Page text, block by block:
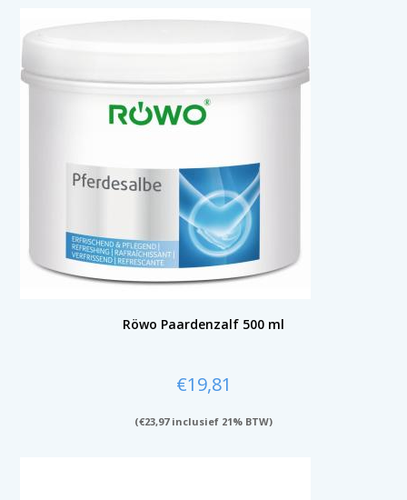
Röwo Paardenzalf 500 ml
€19,81
(€23,97inclusief 21% BTW)